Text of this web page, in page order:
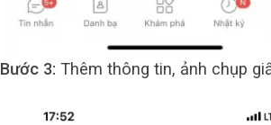
Bước 3: Thêm thông tin, ảnh chụp